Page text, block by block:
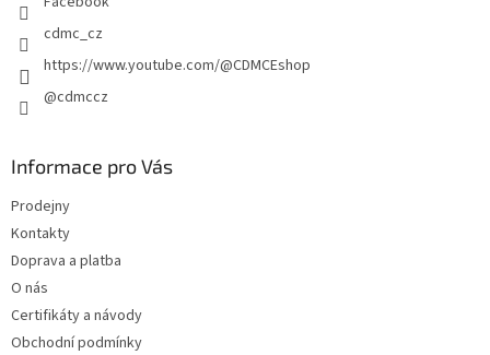
cdmc_cz
https://www.youtube.com/@CDMCEshop
@cdmccz
Informace pro Vás
Prodejny
Kontakty
Doprava a platba
O nás
Certifikáty a návody
Obchodní podmínky